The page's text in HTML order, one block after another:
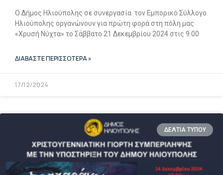
Ο Δήμος Ηλιούπολης σε συνεργασία τον Εμπορικό Σύλλογο
Ηλιούπολης οργανώνουν για πρώτη φορά στη πόλη μας
«Χρυσή Νύχτα» το Σάββατο 21 Δεκεμβρίου 2024 στις 9.00
ΔΙΑΒΑΣΤΕ ΠΕΡΙΣΣΟΤΕΡΑ »
17/12/2024
ΔΕΛΤΙΑ ΤΥΠΟΥ